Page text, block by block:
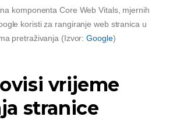
komponenta Core Web Vitals, mjernih
koristi za rangiranje web stranica u
pretraživanja (Izvor:Google)
vrijeme
stranice